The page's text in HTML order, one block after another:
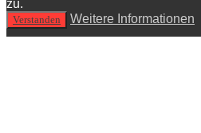
zu.
Verstanden Weitere Informationen